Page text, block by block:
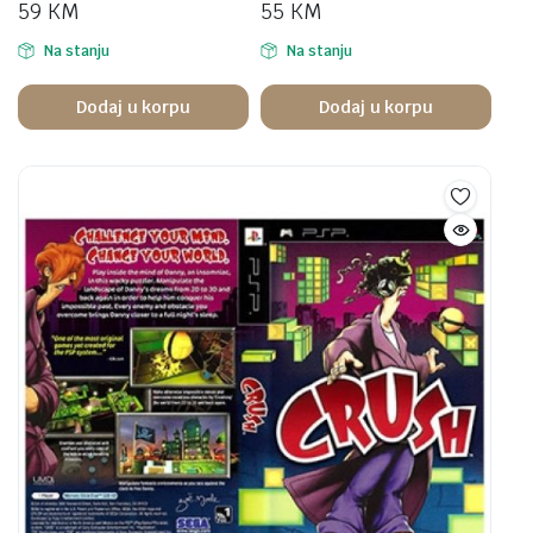
59 KM
Na stanju
Dodaj u korpu
55 KM
Na stanju
Dodaj u korpu